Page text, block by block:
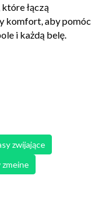
łączą
komfort, aby pomóc
i każdą belę.
zwijające
zmeine